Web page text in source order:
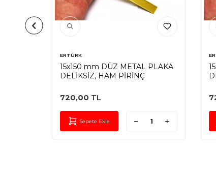
ERTÜRK
15x150 mm DÜZ METAL PLAKA
DELİKSİZ, HAM PİRİNÇ
720,00 TL
Sepete Ekle